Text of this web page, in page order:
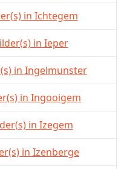
in Ichtegem
in Ieper
in Ingelmunster
in Ingooigem
in Izegem
in Izenberge